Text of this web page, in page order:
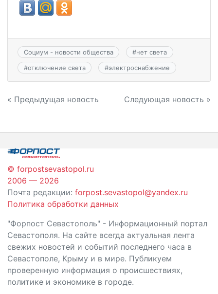
Социум - новости общества #нет света
#отключение света #электроснабжение
Навигация
записям
« Предыдущая новость Следующая новость »
© forpostsevastopol.ru
2006 — 2026
Почта редакции: forpost.sevastopol@yandex.ru
Политика обработки данных
"Форпост Севастополь" - Информационный портал
Севастополя. На сайте всегда актуальная лента
свежих новостей и событий последнего часа в
Севастополе, Крыму и в мире. Публикуем
проверенную информация о происшествиях,
политике и экономике в городе.